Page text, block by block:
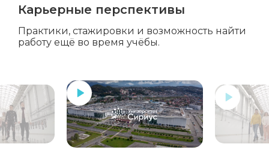
Карьерные перспективы
Практики, стажировки и возможность найти
работу ещё во время учёбы.